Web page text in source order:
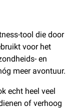
tool die door
voor het
en
meer avontuur.
echt heel veel
of verhoog